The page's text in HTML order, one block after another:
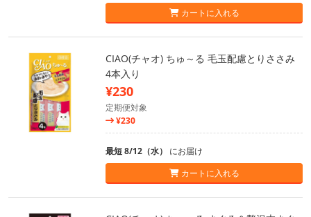
カートに入れる
CIAO(チャオ) ちゅ～る 毛玉配慮とりささみ
4本入り
¥230
定期便対象
¥230
最短 8/12（水） にお届け
カートに入れる